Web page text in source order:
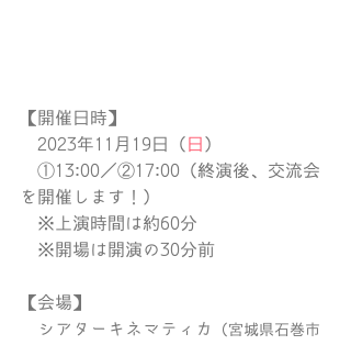
【開催日時】
2023年11月19日（ 日 ）
①13:00／②17:00（終演後、交流会
を開催します！）
※上演時間は約60分
※開場は開演の30分前
【会場】
シアターキネマティカ
（宮城県石巻市